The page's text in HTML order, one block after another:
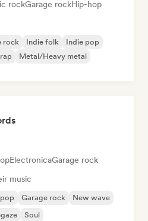
rockGarage rockHip-hop
rock Indie folk
Indie pop
Metal/Heavy metal
ElectronicaGarage rock
music
Garage rock
New wave
Soul